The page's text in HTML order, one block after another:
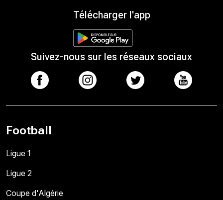
Télécharger l'app
Suivez-nous sur les réseaux sociaux
Football
Ligue 1
Ligue 2
Coupe d'Algérie